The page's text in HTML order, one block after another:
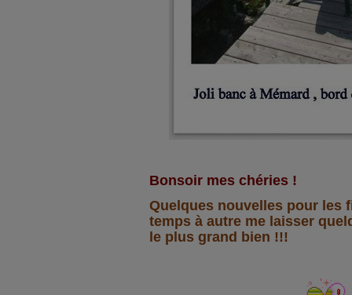
Bonsoir mes chéries !
Quelques nouvelles pour les
temps à autre me laisser
le plus grand bien !!!